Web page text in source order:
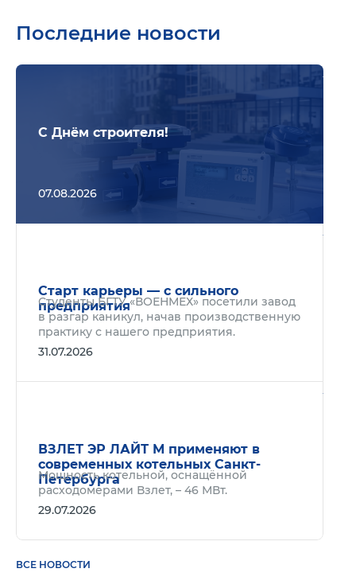
Последние новости
С Днём строителя!
07.08.2026
Старт карьеры — с сильного
предприятия
Студенты БГТУ «ВОЕНМЕХ» посетили завод
в разгар каникул, начав производственную
практику с нашего предприятия.
31.07.2026
ВЗЛЕТ ЭР ЛАЙТ М применяют в
современных котельных Санкт-
Петербурга
Мощность котельной, оснащённой
расходомерами Взлет, – 46 МВт.
29.07.2026
ВСЕ НОВОСТИ